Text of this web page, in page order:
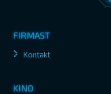
FIRMAST
Kontakt
KINO